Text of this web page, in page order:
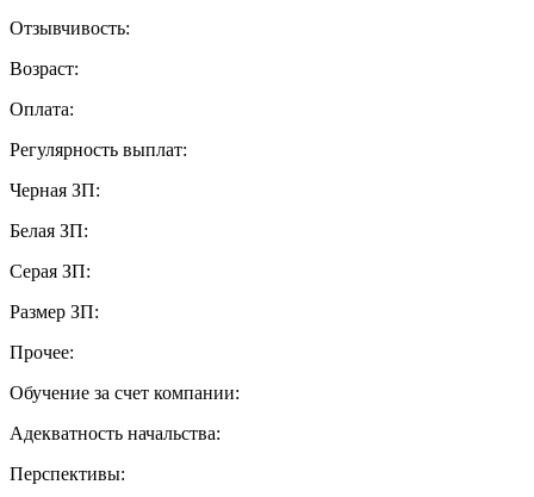
Отзывчивость:
Возраст:
Оплата:
Регулярность выплат:
Черная ЗП:
Белая ЗП:
Серая ЗП:
Размер ЗП:
Прочее:
Обучение за счет компании:
Адекватность начальства:
Перспективы: